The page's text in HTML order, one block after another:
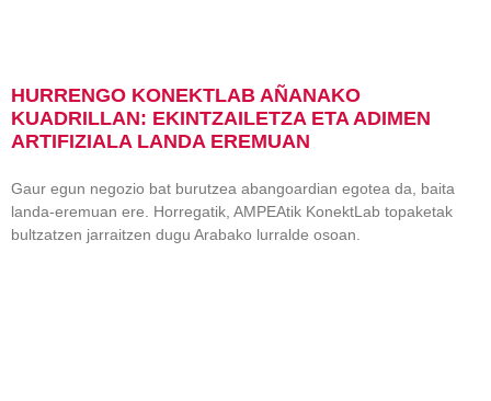
HURRENGO KONEKTLAB AÑANAKO
KUADRILLAN: EKINTZAILETZA ETA ADIMEN
ARTIFIZIALA LANDA EREMUAN
Gaur egun negozio bat burutzea abangoardian egotea da, baita
landa-eremuan ere. Horregatik, AMPEAtik KonektLab topaketak
bultzatzen jarraitzen dugu Arabako lurralde osoan.